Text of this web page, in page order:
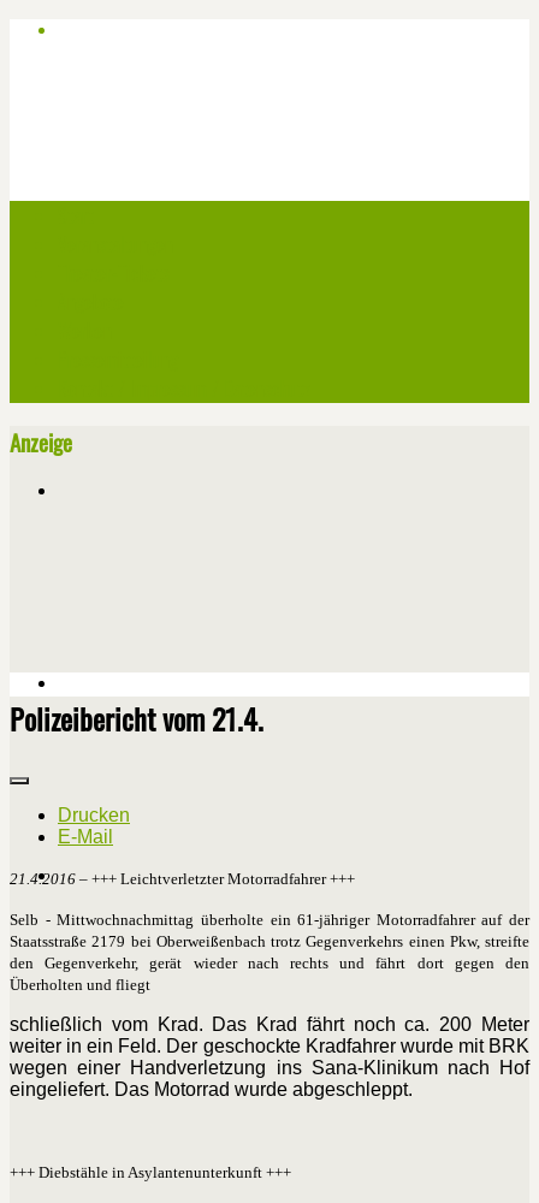
Anzeige
Polizeibericht vom 21.4.
Drucken
E-Mail
21.4.2016 – +++ Leichtverletzter Motorradfahrer +++
Selb - Mittwochnachmittag überholte ein 61-jähriger Motorradfahrer auf der
Staatsstraße 2179 bei Oberweißenbach trotz Gegenverkehrs einen Pkw, streifte
den Gegenverkehr, gerät wieder nach rechts und fährt dort gegen den
Überholten und fliegt
schließlich vom Krad. Das Krad fährt noch ca. 200 Meter
weiter in ein Feld. Der geschockte Kradfahrer wurde mit BRK
wegen einer Handverletzung ins Sana-Klinikum nach Hof
eingeliefert. Das Motorrad wurde abgeschleppt.
+++ Diebstähle in Asylantenunterkunft +++